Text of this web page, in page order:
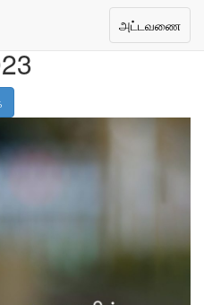
Toggle
navigation
அட்டவணை